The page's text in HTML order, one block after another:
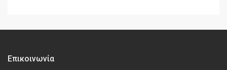
Επικοινωνία